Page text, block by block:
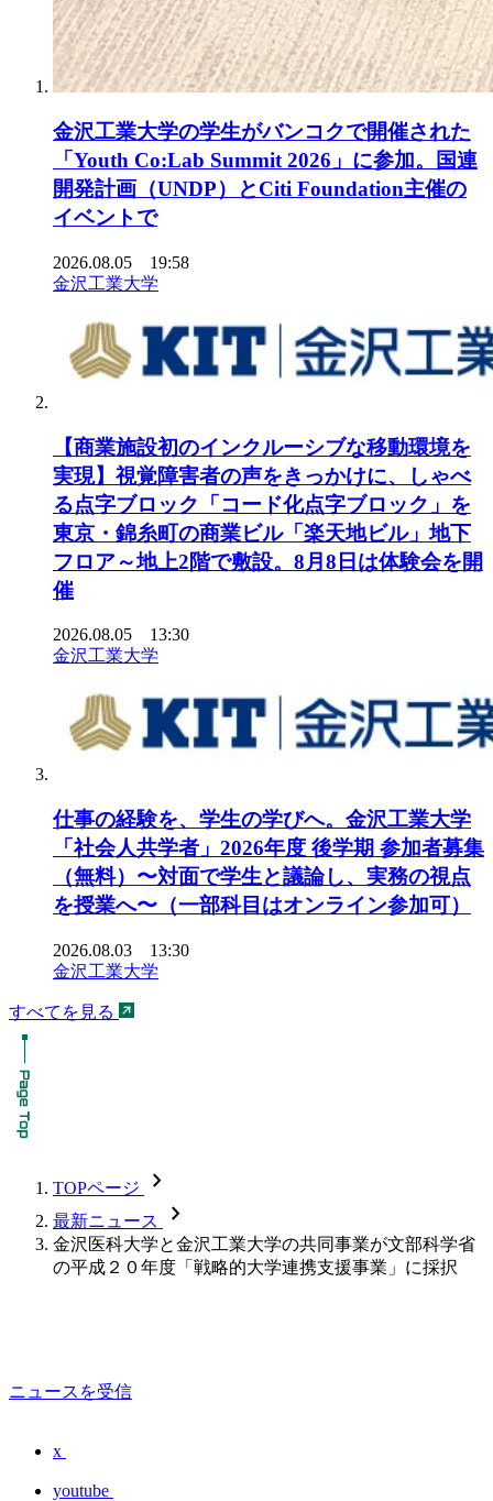
金沢工業大学の学生がバンコクで開催された
「Youth Co:Lab Summit 2026」に参加。国連
開発計画（UNDP）とCiti Foundation主催の
イベントで
2026.08.05 19:58
金沢工業大学
【商業施設初のインクルーシブな移動環境を
実現】視覚障害者の声をきっかけに、しゃべ
る点字ブロック「コード化点字ブロック」を
東京・錦糸町の商業ビル「楽天地ビル」地下
フロア～地上2階で敷設。8月8日は体験会を開
催
2026.08.05 13:30
金沢工業大学
仕事の経験を、学生の学びへ。金沢工業大学
「社会人共学者」2026年度 後学期 参加者募集
（無料）〜対面で学生と議論し、実務の視点
を授業へ〜（一部科目はオンライン参加可）
2026.08.03 13:30
金沢工業大学
すべてを見る
TOPページ chevron_forward
最新ニュース chevron_forward
金沢医科大学と金沢工業大学の共同事業が文部科学省
の平成２０年度「戦略的大学連携支援事業」に採択
ニュースを受信
x
youtube